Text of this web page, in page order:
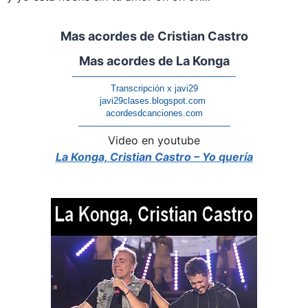
Mas acordes de Cristian Castro
Mas acordes de La Konga
——————————————————-
Transcripción x javi29
javi29clases.blogspot.com
acordesdcanciones.com
—————————————————
Video en youtube
La Konga, Cristian Castro – Yo quería